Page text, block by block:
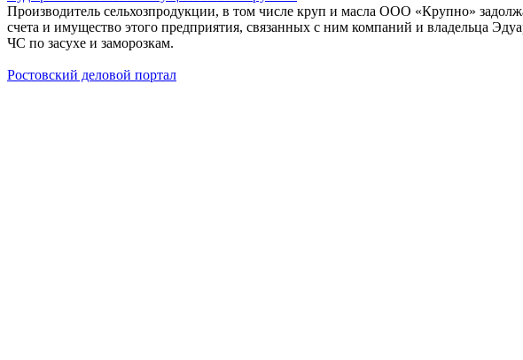
Производитель сельхозпродукции, в том числе круп и масла ООО «Крупно»
счета и имущество этого предприятия, связанных с ним компаний и владельца
ЧС по засухе и заморозкам.
Ростовский деловой портал